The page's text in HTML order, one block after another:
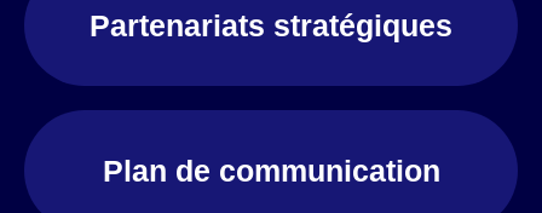
Partenariats stratégiques
Plan de communication